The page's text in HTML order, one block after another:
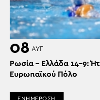
08 ΑΥΓ
Ρωσία – Ελλάδα 14-9:
Ευρωπαϊκού Πόλο
ΕΝΗΜΕΡΩΣΗ